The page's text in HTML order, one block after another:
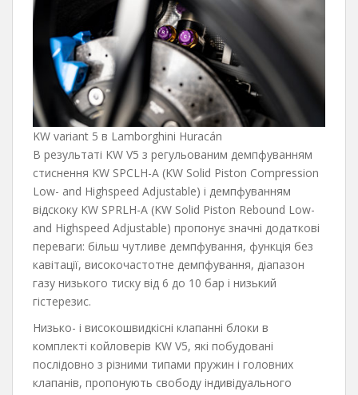
KW variant 5 в Lamborghini Huracán
В результаті KW V5 з регульованим демпфуванням
стиснення KW SPCLH-A (KW Solid Piston Compression
Low- and Highspeed Adjustable) і демпфуванням
відскоку KW SPRLH-A (KW Solid Piston Rebound Low-
and Highspeed Adjustable) пропонує значні додаткові
переваги: більш чутливе демпфування, функція без
кавітації, високочастотне демпфування, діапазон
газу низького тиску від 6 до 10 бар і низький
гістерезис.
Низько- і високошвидкісні клапанні блоки в
комплекті койловерів KW V5, які побудовані
послідовно з різними типами пружин і головних
клапанів, пропонують свободу індивідуального